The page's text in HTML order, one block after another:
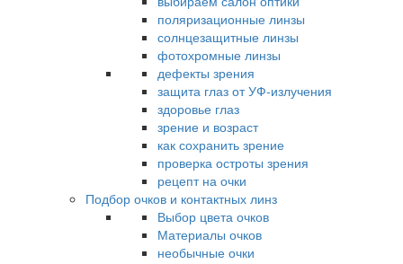
поляризационные линзы
солнцезащитные линзы
фотохромные линзы
дефекты зрения
защита глаз от УФ-излучения
здоровье глаз
зрение и возраст
как сохранить зрение
проверка остроты зрения
рецепт на очки
Подбор очков и контактных линз
Выбор цвета очков
Материалы очков
необычные очки